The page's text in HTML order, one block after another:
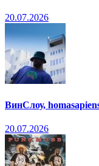
20.07.2026
ВинСлоу,
20.07.2026